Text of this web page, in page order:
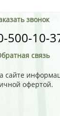
звонок
500-10-
связь
сайте
офертой.